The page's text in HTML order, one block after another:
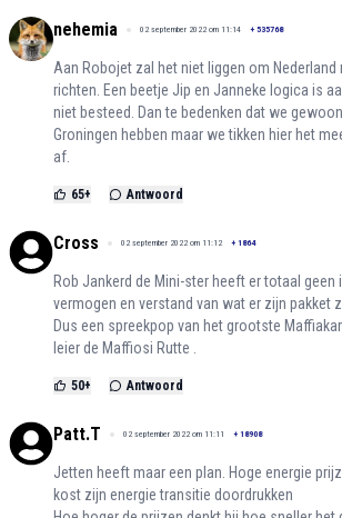
nehemia 02 september 2022 om 11:14 + 535768
Aan Robojet zal het niet liggen om
richten. Een beetje Jip en Janneke logica is
niet besteed. Dan te bedenken dat we
Groningen hebben maar we tikken hier het
af.
65+ Antwoord
Cross 02 september 2022 om 11:12 + 1864
Rob Jankerd de Mini-ster heeft er totaal geen
vermogen en verstand van wat er zijn pakket
Dus een spreekpop van het grootste
leier de Maffiosi Rutte .
50+ Antwoord
Patt.T 02 september 2022 om 11:11 + 18908
Jetten heeft maar een plan. Hoge energie
kost zijn energie transitie doordrukken